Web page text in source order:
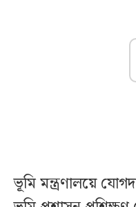
ভূমি মন্ত্রণালয়ে